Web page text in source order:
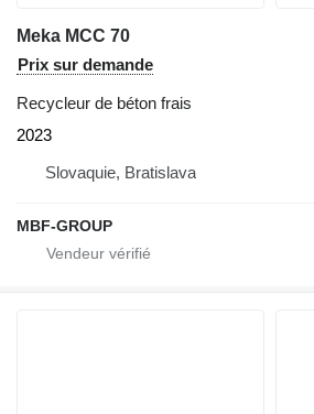
Meka MCC 70
Prix sur demande
Recycleur de béton frais
2023
Slovaquie, Bratislava
MBF-GROUP